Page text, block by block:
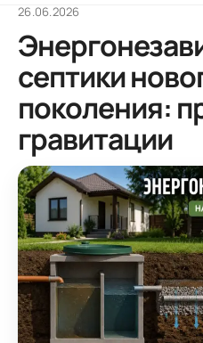
26.06.2026
септики
поколения:
гравитации